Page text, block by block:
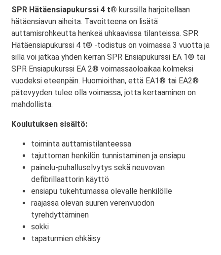
SPR Hätäensiapukurssi 4 t® kurssilla harjoitellaan
hätäensiavun aiheita. Tavoitteena on lisätä
auttamisrohkeutta henkeä uhkaavissa tilanteissa. SPR
Hätäensiapukurssi 4 t® -todistus on voimassa 3 vuotta ja
sillä voi jatkaa yhden kerran SPR Ensiapukurssi EA 1® tai
SPR Ensiapukurssi EA 2® voimassaoloaikaa kolmeksi
vuodeksi eteenpäin. Huomioithan, että EA1® tai EA2®
pätevyyden tulee olla voimassa, jotta kertaaminen on
mahdollista.
Koulutuksen sisältö:
toiminta auttamistilanteessa
tajuttoman henkilön tunnistaminen ja ensiapu
painelu-puhalluselvytys sekä neuvovan
defibrillaattorin käyttö
ensiapu tukehtumassa olevalle henkilölle
raajassa olevan suuren verenvuodon
tyrehdyttäminen
sokki
tapaturmien ehkäisy